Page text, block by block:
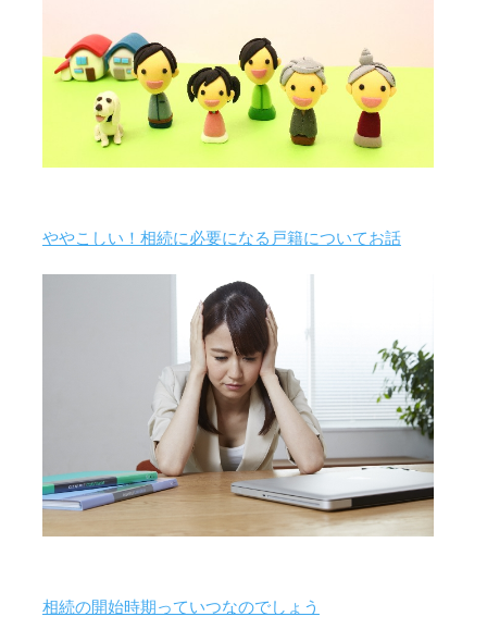
ややこしい！相続に必要になる戸籍についてお話
相続の開始時期っていつなのでしょう